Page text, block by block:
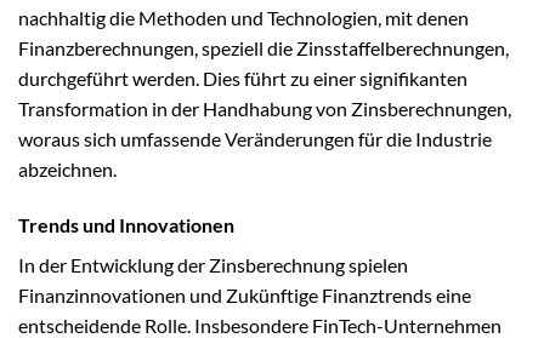
nachhaltig die Methoden und Technologien, mit denen
Finanzberechnungen, speziell die Zinsstaffelberechnungen,
durchgeführt werden. Dies führt zu einer signifikanten
Transformation in der Handhabung von Zinsberechnungen,
woraus sich umfassende Veränderungen für die Industrie
abzeichnen.
Trends und Innovationen
In der Entwicklung der Zinsberechnung spielen
Finanzinnovationen und Zukünftige Finanztrends eine
entscheidende Rolle. Insbesondere FinTech-Unternehmen